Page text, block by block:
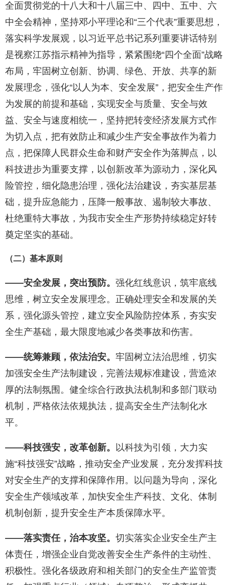
全面贯彻党的十八大和十八届三中、四中、五中、六
中全会精神，坚持邓小平理论和“三个代表”重要思想，
落实科学发展观，以习近平总书记系列重要讲话特别
是视察江苏指示精神为指导，紧紧围绕“四个全面”战略
布局，牢固树立创新、协调、绿色、开放、共享的新
发展理念，强化“以人为本、安全发展”，把安全生产作
为发展的前提和基础，实现安全与质量、安全与效
益、安全与速度相统一，坚持把转变经济发展方式作
为切入点，把有效防止和减少生产安全事故作为着力
点，把保障人民群众生命和财产安全作为落脚点，以
科技进步为重要支撑，以创新改革为源动力，深化风
险管控，细化隐患治理，强化法治建设，夯实基层基
础，提升应急能力，压降一般事故、遏制较大事故、
杜绝重特大事故，为我市安全生产形势持续稳定好转
奠定坚实的基础。
（二）基本原则
——安全发展，突出预防。 强化红线意识，筑牢底线
思维，树立安全发展理念。正确处理安全和发展的关
系，强化源头管控，建立安全风险防控体系，夯实安
全生产基础，最大限度地减少各类事故和伤害。
——统筹兼顾，依法治安。 牢固树立法治思维，切实
加强安全生产法制建设，完善法规标准建设，营造浓
厚的法制氛围。健全综合行政执法机制和多部门联动
机制，严格依法依规执法，提高安全生产法制化水
平。
——科技强安，改革创新。
以科技为引领，大力实
施“科技强安”战略，推动安全产业发展，充分发挥科技
对安全生产的支撑和保障作用。以问题为导向，深化
安全生产领域改革，加快安全生产科技、文化、体制
机制创新，提升安全生产本质保障水平。
——落实责任，治本攻坚。 切实落实企业安全生产主
体责任，增强企业自觉改善安全生产条件的主动性、
积极性。强化各级政府和相关部门的安全生产监管责